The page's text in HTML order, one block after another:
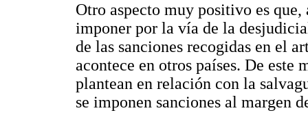
Otro aspecto muy positivo es
imponer por la vía de la
de las sanciones recogidas en el
acontece en otros países. De este
plantean en relación con la
se imponen sanciones al margen